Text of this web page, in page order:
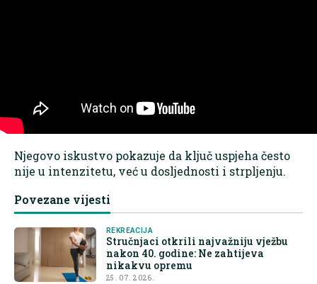
Njegovo iskustvo pokazuje da ključ uspjeha često
nije u intenzitetu, već u dosljednosti i strpljenju.
Povezane vijesti
REKREACIJA
Stručnjaci otkrili najvažniju vježbu
nakon 40. godine: Ne zahtijeva
nikakvu opremu
25. 07. 2026.